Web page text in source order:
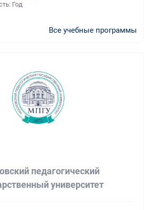
Год
Все учебные программы
педагогический
университет